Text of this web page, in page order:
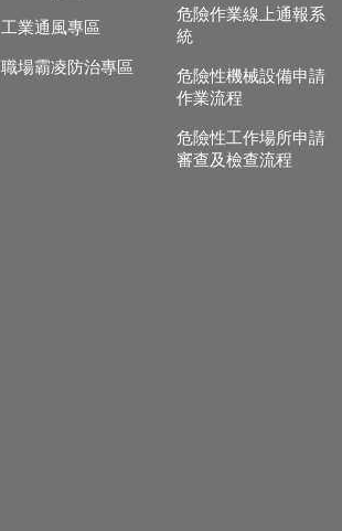
工業通風專區
職場霸凌防治專區
危險作業線上通報系
統
危險性機械設備申請
作業流程
危險性工作場所申請
審查及檢查流程